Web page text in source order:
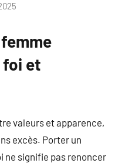
foi et
valeurs et apparence,
excès. Porter un
ne signifie pas renoncer